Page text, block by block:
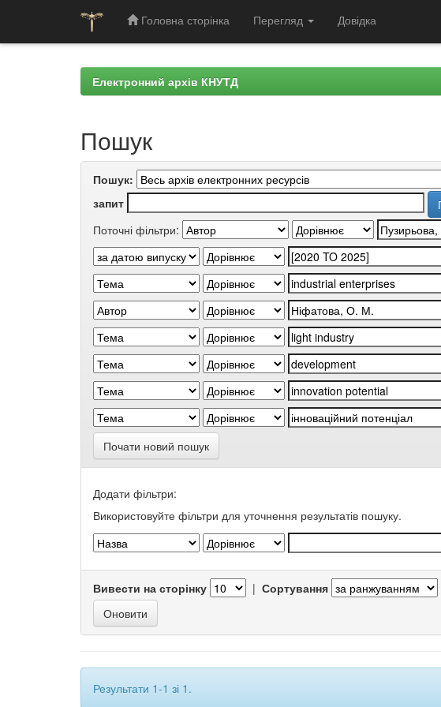
Головна сторінка Перегляд Довідка
Електронний архів КНУТД
Пошук
Пошук:
запит
Поточні фільтри:
Почати новий пошук
Додати фільтри:
Використовуйте фільтри для уточнення результатів пошуку.
Вивести на сторінку | Сортування
Результати 1-1 зі 1.